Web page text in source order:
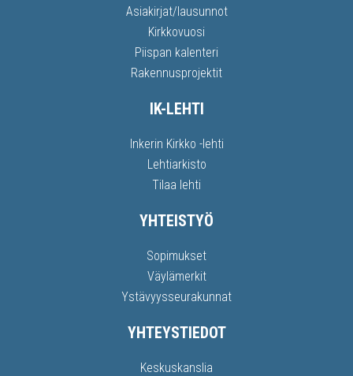
Asiakirjat/lausunnot
Kirkkovuosi
Piispan kalenteri
Rakennusprojektit
IK-LEHTI
Inkerin Kirkko -lehti
Lehtiarkisto
Tilaa lehti
YHTEISTYÖ
Sopimukset
Väylämerkit
Ystävyysseurakunnat
YHTEYSTIEDOT
Keskuskanslia